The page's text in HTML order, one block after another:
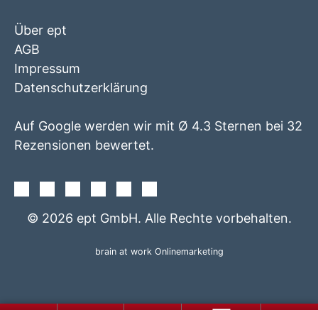
+49
Über ept
AGB
Impressum
Datenschutzerklärung
Auf Google werden wir mit Ø 4.3 Sternen bei 32
Rezensionen bewertet.
© 2026 ept GmbH. Alle Rechte vorbehalten.
brain at work Onlinemarketing